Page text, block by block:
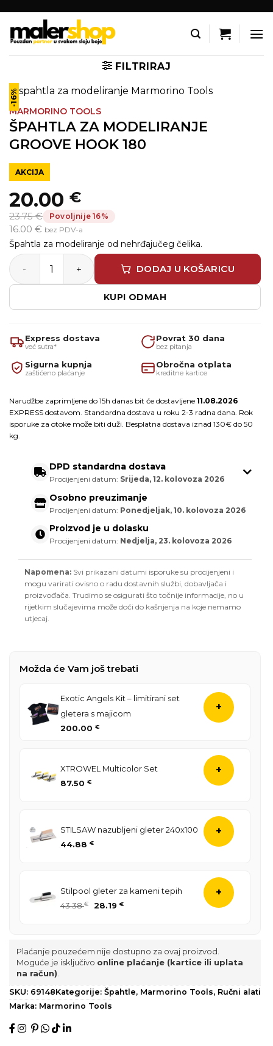
content
FILTRIRAJ
-16%
MARMORINO TOOLS
ŠPAHTLA ZA MODELIRANJE
GROOVE HOOK 180
AKCIJA
Izvorna
cijena
bila
je:
23.75 €.
20.00 €
Trenutna
cijena
je:
20.00 €.
23.75 € Povoljnije 16%
16.00 € bez PDV-a
Špahtla za modeliranje od nehrđajučeg čelika.
ŠPAHTLA ZA MODELIRANJE GROOVE HOOK 180 količina
DODAJ U KOŠARICU
KUPI ODMAH
Express dostava
već sutra*
Povrat 30 dana
bez pitanja
Sigurna kupnja
zaštićeno plaćanje
Obročna otplata
kreditne kartice
Narudžbe zaprimljene do 15h danas bit će dostavljene 11.08.2026
EXPRESS dostavom. Standardna dostava u roku 2-3 radna dana. Rok
isporuke za otoke može biti duži. Besplatna dostava iznad 130€ do 50
kg.
DPD standardna dostava
Procijenjeni datum: Srijeda, 12. kolovoza 2026
Osobno preuzimanje
Procijenjeni datum: Ponedjeljak, 10. kolovoza 2026
Proizvod je u dolasku
Procijenjeni datum: Nedjelja, 23. kolovoza 2026
Napomena: Svi prikazani datumi isporuke su procijenjeni i
mogu varirati ovisno o radu dostavnih službi, dobavljača i
proizvođača. Trudimo se osigurati što točnije informacije, no u
rijetkim slučajevima može doći do kašnjenja na koje nemamo
utjecaj.
Možda će Vam još trebati
Exotic Angels Kit – limitirani set
gletera s majicom
200.00 €
+
XTROWEL Multicolor Set
87.50 €
+
STILSAW nazubljeni gleter 240x100
44.88 €
+
Stilpool gleter za kameni tepih
43.38€ 28.19 €
+
Plaćanje pouzećem nije dostupno za ovaj proizvod.
Moguće je isključivo online plaćanje (kartice ili uplata
na račun)
SKU: 69148Kategorije: Špahtle, Marmorino Tools, Ručni alati
Marka: Marmorino Tools